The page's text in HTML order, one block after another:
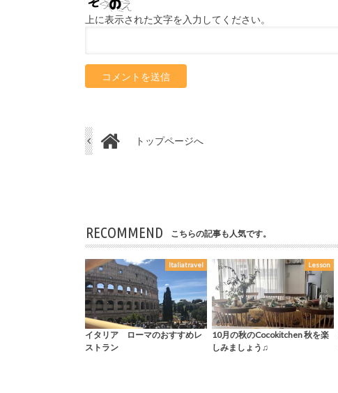
上に表示された文字を入力してください。
トップページへ
RECOMMEND こちらの記事も人気です。
Italiatravel
イタリア ローマのおすすめレ
ストラン
Lesson
10月の秋のCocokitchen 秋を楽
しみましょう♫